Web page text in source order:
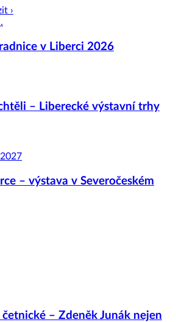
›
v Liberci 2026
– Liberecké výstavní trhy
– výstava v Severočeském
– Zdeněk Junák nejen